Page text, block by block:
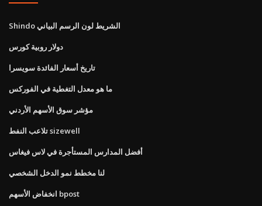
Shindo الشريط لون الرسم البياني
دولار روبية كورس
تاريخ أسعار الفائدة سويسرا
ما هو معدل التغطية في الفوركس
مؤشر سوق الأسهم الأردني
تلاعب النفط sizewell
أفضل المدارس المستأجرة في لاس فيغاس
لنا مخطط نمو الدخل الشخصي
انخفاض الأسهم bpost